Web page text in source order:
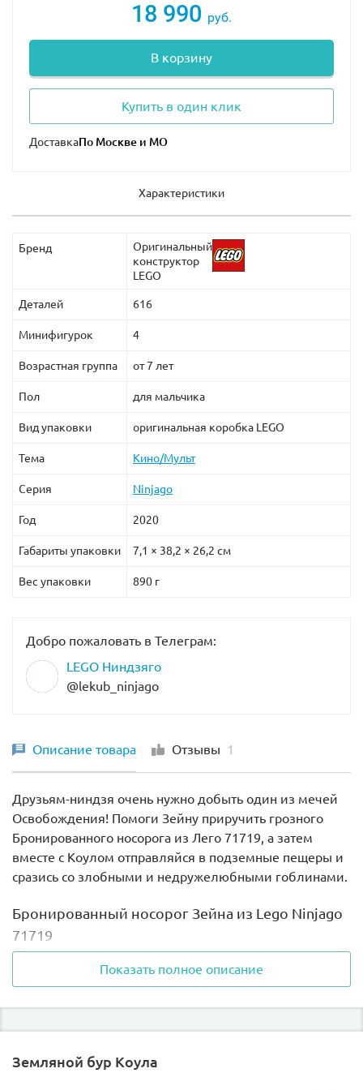
выпив энергетические напитки. Затем они отправятся
в путешествие, воспользовавшись машиной времени.
Набор понравится поклонникам этой фантастической
истории, ведь в нем они найдут множество
Размеры локации в собранном виде: 16х37х12см.
18 990 руб.
В корзину
Купить в один клик
Доставка
Характеристики
Бренд
Оригинальный
конструктор
LEGO
Деталей 616
Минифигурок 4
Возрастная группа от 7 лет
Пол для мальчика
Вид упаковки оригинальная коробка LEGO
Тема Кино/Мульт
Серия Ninjago
Год 2020
Габариты упаковки 7,1 × 38,2 × 26,2 см
Вес упаковки 890 г
Добро пожаловать в Телеграм:
LEGO Ниндзяго
@lekub_ninjago
Описание товара Отзывы 1
Друзьям-ниндзя очень нужно добыть один из мечей
Освобождения! Помоги Зейну приручить грозного
Бронированного носорога из Лего 71719, а затем
вместе с Коулом отправляйся в подземные пещеры и
сразись со злобными и недружелюбными гоблинами.
Бронированный носорог Зейна из Lego Ninjago
71719
Гигантский носорог Мино из lego 71719 изначально
был диким и свирепым зверем, но команде героев-
ниндзя удалось его приручить, после чего он стал их
верным помощником в увлекательных
Зейном. Он беспрекословно выполняет все его
Показать полное описание
Земляной бур Коула